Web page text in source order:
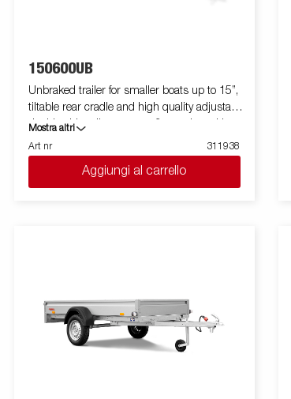
150600UB
Unbraked trailer for smaller boats up to 15”,
tiltable rear cradle and high quality adjustable
double side rollers to easy fit your boat. Hot
dip galvanized chassi for durability and long
sustainability of your trailer. The electric
cables are fully concealed and protected
within the chassi of the trailer. Waterproof
easy loading and unloading of your boat into
the water. Images are for illustrative purposes
only and may show optional equipment.
Mostra altri
Art nr
311938
Aggiungi al carrello